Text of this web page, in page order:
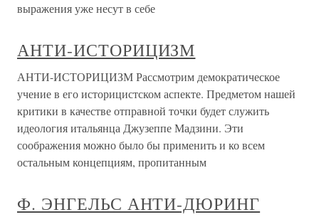
выражения уже несут в себе
АНТИ-ИСТОРИЦИЗМ
АНТИ-ИСТОРИЦИЗМ Рассмотрим демократическое
учение в его историцистском аспекте. Предметом нашей
критики в качестве отправной точки будет служить
идеология итальянца Джузеппе Мадзини. Эти
соображения можно было бы применить и ко всем
остальным концепциям, пропитанным
Ф. ЭНГЕЛЬС АНТИ-ДЮРИНГ